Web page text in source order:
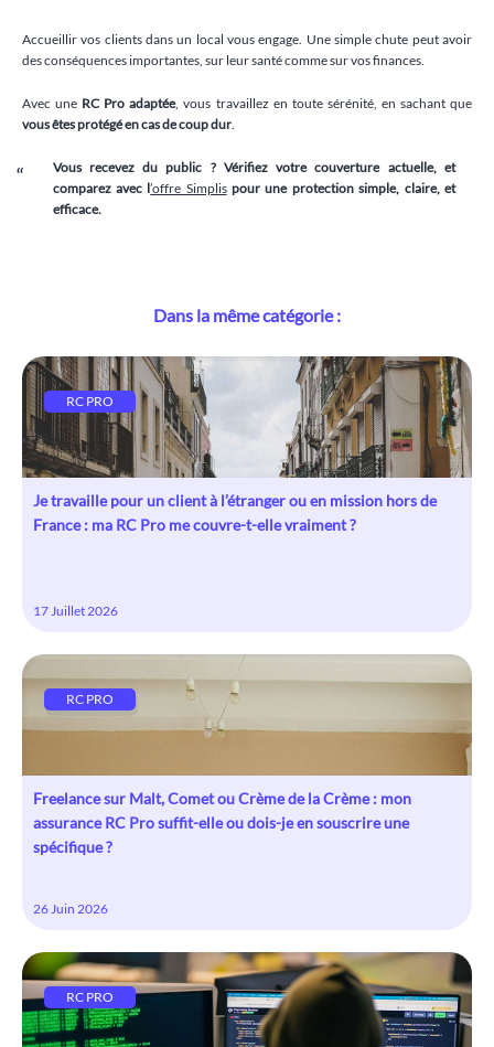
Accueillir vos clients dans un local vous engage. Une simple chute peut avoir
des conséquences importantes, sur leur santé comme sur vos finances.
Avec une RC Pro adaptée, vous travaillez en toute sérénité, en sachant que
vous êtes protégé en cas de coup dur.
Vous recevez du public ? Vérifiez votre couverture actuelle, et
comparez avec l’offre Simplispour une protection simple, claire, et
efficace.
Dans la même catégorie :
RC PRO
Je travaille pour un client à l’étranger ou en mission hors de
France : ma RC Pro me couvre-t-elle vraiment ?
17 Juillet 2026
RC PRO
Freelance sur Malt, Comet ou Crème de la Crème : mon
assurance RC Pro suffit-elle ou dois-je en souscrire une
spécifique ?
26 Juin 2026
RC PRO